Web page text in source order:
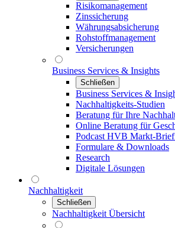
Risikomanagement
Zinssicherung
Währungsabsicherung
Rohstoffmanagement
Versicherungen
Business Services & Insights
Schließen
Business Services &
Nachhaltigkeits-Studien
Beratung für Ihre
Online Beratung für
Podcast HVB Markt-
Formulare & Downloads
Research
Digitale Lösungen
Nachhaltigkeit
Schließen
Nachhaltigkeit Übersicht